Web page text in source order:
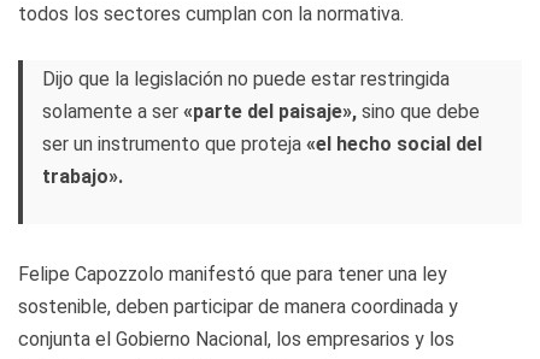
todos los sectores cumplan con la normativa.
Dijo que la legislación no puede estar restringida
solamente a ser «parte del paisaje», sino que debe
ser un instrumento que proteja «el hecho social del
trabajo».
Felipe Capozzolo manifestó que para tener una ley
sostenible, deben participar de manera coordinada y
conjunta el Gobierno Nacional, los empresarios y los